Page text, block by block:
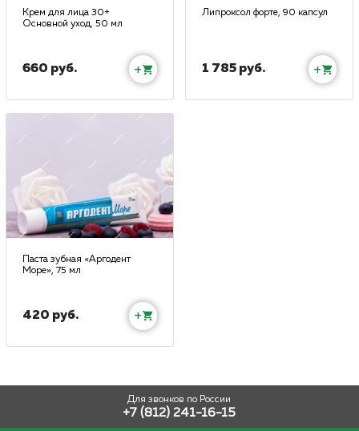
Крем для лица 30+
Основной уход, 50 мл
660 руб. +
Липроксол форте, 90 капсул
1 785 руб. +
Паста зубная «Аргодент
Море», 75 мл
420 руб. +
Для звонков по России
+7 (812) 241-16-15